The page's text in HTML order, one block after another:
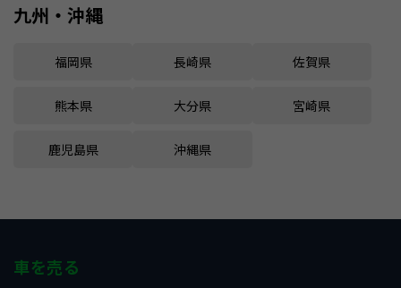
九州・沖縄
福岡県 長崎県 佐賀県
熊本県 大分県 宮崎県
鹿児島県 沖縄県
車を売る